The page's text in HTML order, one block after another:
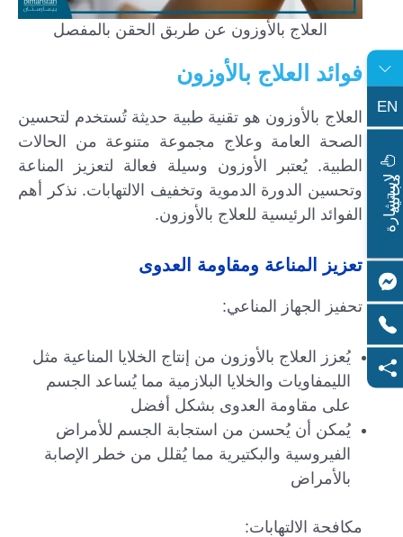
العلاج بالأوزون عن طربق الحقن بالمفصل
فوائد العلاج بالأوزون
العلاج بالأوزون هو تقنية طبية حديثة تُستخدم لتحسين
الصحة العامة وعلاج مجموعة متنوعة من الحالات
الطبية. يُعتبر الأوزون وسيلة فعالة لتعزيز المناعة
وتحسين الدورة الدموية وتخفيف الالتهابات. نذكر أهم
الفوائد الرئيسية للعلاج بالأوزون.
تعزيز المناعة ومقاومة العدوى
تحفيز الجهاز المناعي:
يُعزز العلاج بالأوزون من إنتاج الخلايا المناعية مثل
الليمفاويات والخلايا البلازمية مما يُساعد الجسم
على مقاومة العدوى بشكل أفضل
يُمكن أن يُحسن من استجابة الجسم للأمراض
الفيروسية والبكتيرية مما يُقلل من خطر الإصابة
بالأمراض
مكافحة الالتهابات:
EN
ل
ا
س
ت
ش
ا
ر
ة
م
ج
ا
ن
ي
ة